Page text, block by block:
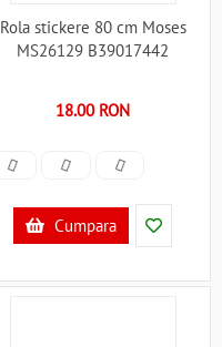
Rola stickere 80 cm Moses
MS26129 B39017442
18.00 RON
Cumpara